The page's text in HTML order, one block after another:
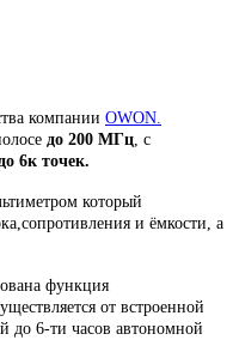
компании OWON.
до 200 МГц, с
6к точек.
который
и ёмкости, а
функция
от встроенной
до 6-ти часов автономной